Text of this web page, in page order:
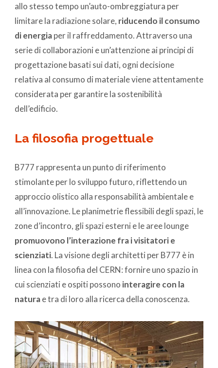
allo stesso tempo un’auto-ombreggiatura per
limitare la radiazione solare, riducendo il consumo
di energiaper il raffreddamento. Attraverso una
serie di collaborazioni e un’attenzione ai principi di
progettazione basati sui dati, ogni decisione
relativa al consumo di materiale viene attentamente
considerata per garantire la sostenibilità
dell’edificio.
La filosofia progettuale
B777 rappresenta un punto di riferimento
stimolante per lo sviluppo futuro, riflettendo un
approccio olistico alla responsabilità ambientale e
all’innovazione. Le planimetrie flessibili degli spazi, le
zone d’incontro, gli spazi esterni e le aree lounge
promuovono l’interazione fra i visitatori e
scienziati. La visione degli architetti per B777 è in
linea con la filosofia del CERN: fornire uno spazio in
cui scienziati e ospiti possono interagire con la
naturae tra di loro alla ricerca della conoscenza.